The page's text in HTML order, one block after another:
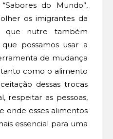
do Mundo”,
os imigrantes da
que nutre também
possamos usar a
de mudança
como o alimento
dessas trocas
respeitar as pessoas,
onde esses alimentos
essencial para uma